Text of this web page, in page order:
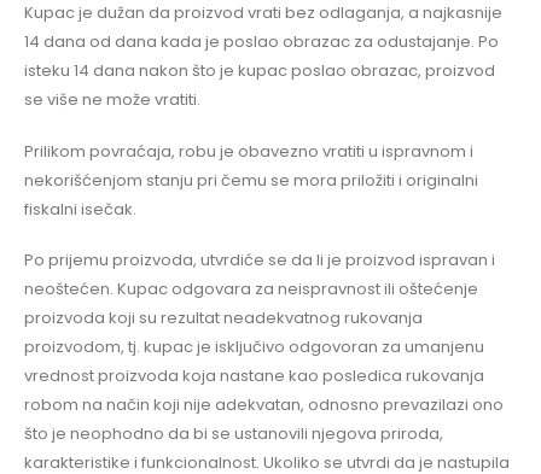
Kupac je dužan da proizvod vrati bez odlaganja, a najkasnije
14 dana od dana kada je poslao obrazac za odustajanje. Po
isteku 14 dana nakon što je kupac poslao obrazac, proizvod
se više ne može vratiti.
Prilikom povraćaja, robu je obavezno vratiti u ispravnom i
nekorišćenjom stanju pri čemu se mora priložiti i originalni
fiskalni isečak.
Po prijemu proizvoda, utvrdiće se da li je proizvod ispravan i
neoštećen. Kupac odgovara za neispravnost ili oštećenje
proizvoda koji su rezultat neadekvatnog rukovanja
proizvodom, tj. kupac je isključivo odgovoran za umanjenu
vrednost proizvoda koja nastane kao posledica rukovanja
robom na način koji nije adekvatan, odnosno prevazilazi ono
što je neophodno da bi se ustanovili njegova priroda,
karakteristike i funkcionalnost. Ukoliko se utvrdi da je nastupila